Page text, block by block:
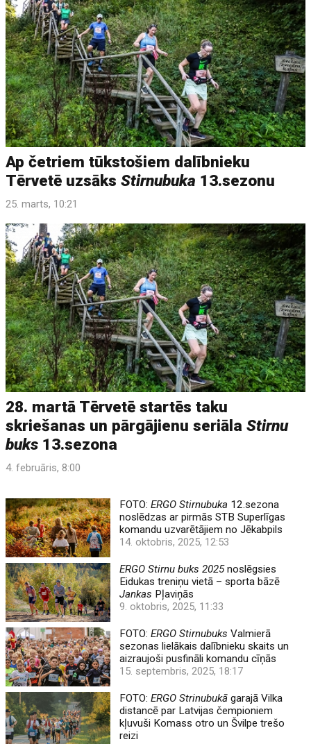
Ap četriem tūkstošiem dalībnieku
Tērvetē uzsāksStirnubuka 13.sezonu
25. marts, 10:21
28. martā Tērvetē startēs taku
skriešanas un pārgājienu seriālaStirnu
buks 13.sezona
4. februāris, 8:00
FOTO:ERGO Stirnubuka 12.sezona
noslēdzas ar pirmās STB Superlīgas
komandu uzvarētājiem no Jēkabpils
14. oktobris, 2025, 12:53
ERGO Stirnu buks 2025noslēgsies
Eidukas treniņu vietā – sporta bāzē
Jankas Pļaviņās
9. oktobris, 2025, 11:33
FOTO:ERGO Stirnubuks Valmierā
sezonas lielākais dalībnieku skaits un
aizraujoši pusfināli komandu cīņās
15. septembris, 2025, 18:17
FOTO:ERGO Strinubukā garajā Vilka
distancē par Latvijas čempioniem
kļuvuši Komass otro un Švilpe trešo
reizi